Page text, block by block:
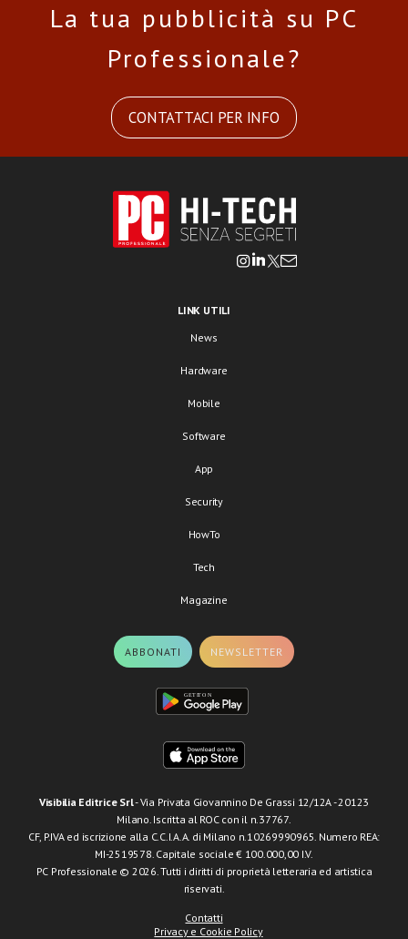
La tua pubblicità su PC
Professionale?
CONTATTACI PER INFO
LINK UTILI
News
Hardware
Mobile
Software
App
Security
HowTo
Tech
Magazine
ABBONATI NEWSLETTER
Visibilia Editrice Srl- Via Privata Giovannino De Grassi 12/12A - 20123
Milano. Iscritta al ROC con il n.37767.
CF, P.IVA ed iscrizione alla C.C.I.A.A. di Milano n.10269990965. Numero REA:
MI-2519578. Capitale sociale € 100.000,00 I.V.
PC Professionale © 2026. Tutti i diritti di proprietà letteraria ed artistica
riservati.
Contatti
Privacy e Cookie Policy